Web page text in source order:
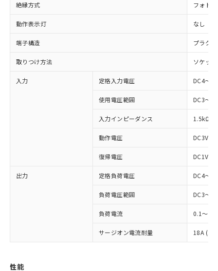
絶縁方式 フォト
動作表示灯 なし
端子構造 プラグ
取りつけ方法 ソケット
入力 定格入力電圧 DC4～
使用電圧範囲 DC3～
入力インピーダンス
動作電圧 DC3V以
復帰電圧 DC1V以
出力 定格負荷電圧 DC4～
負荷電圧範囲 DC3～
負荷電流 0.1～
サージオン電流耐量 18A
性能
対応済み：EU RoHS指令（10物質）の